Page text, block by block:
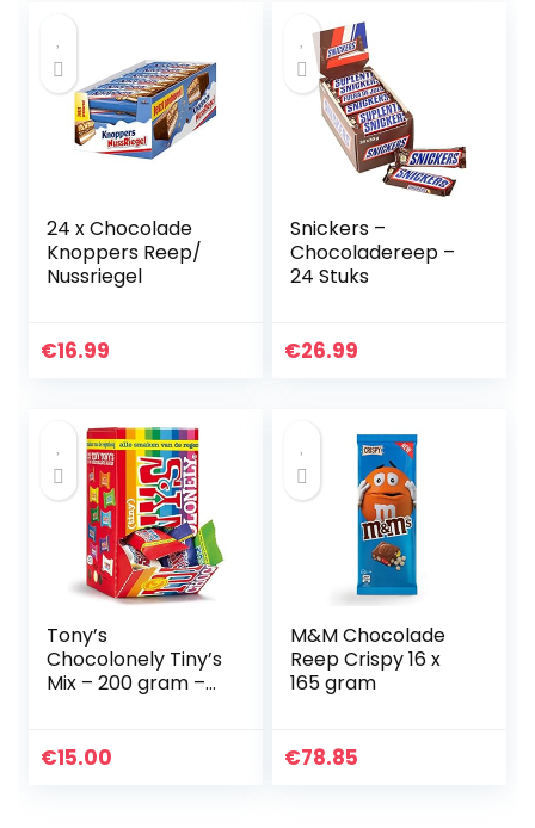
24 x Chocolade
Knoppers Reep/
Nussriegel
€16.99
Snickers –
Chocoladereep –
24 Stuks
€26.99
Tony’s
Chocolonely Tiny’s
Mix – 200 gram –
€15.00
M&M Chocolade
Reep Crispy 16 x
165 gram
€78.85